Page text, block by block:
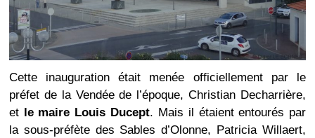
Cette inauguration était menée officiellement par le
préfet de la Vendée de l’époque, Christian Decharrière,
et
le maire Louis Ducept. Mais il étaient entourés par
la sous-préfète des Sables d’Olonne, Patricia Willaert,